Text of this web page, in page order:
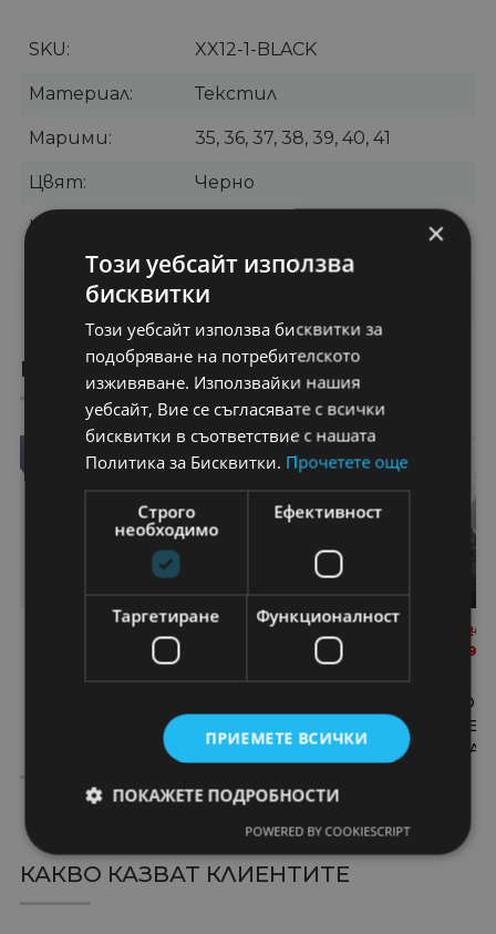
SKU XX12-1-BLACK
Материал Текстил
Марими 35, 36, 37, 38, 39, 40, 41
Цвят Черно
Категории
Маратонки
Бранд OEM
ПРЕПОРЪЧАНИ ПРОДУКТИ
CEZARA ТЕКСТИЛ
24,74
ЧЕРНО-ЛИЛАВО
€
29,63
СПОРТНИ
RENEE
КОЖА
КАКВО КАЗВАТ КЛИЕНТИТЕ
×
Този уебсайт използва
бисквитки
Този уебсайт използва бисквитки за
подобряване на потребителското
изживяване. Използвайки нашия
уебсайт, Вие се съгласявате с всички
бисквитки в съответствие с нашата
Политика за Бисквитки. Прочетете още
Строго
необходимо
Ефективност
Таргетиране Функционалност
ПРИЕМЕТЕ ВСИЧКИ
ПОКАЖЕТЕ ПОДРОБНОСТИ
POWERED BY COOKIESCRIPT